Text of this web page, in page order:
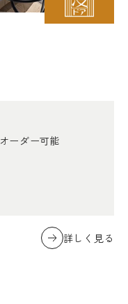
ーダー可能
詳しく見る